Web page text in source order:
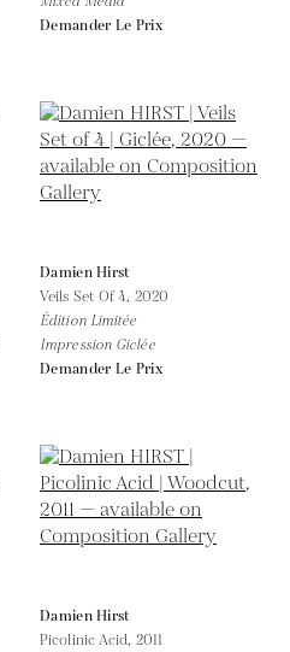
Demander Le Prix
Damien Hirst
Veils Set Of 4, 2020
Édition Limitée
Impression Giclée
Demander Le Prix
Damien Hirst
Picolinic Acid, 2011